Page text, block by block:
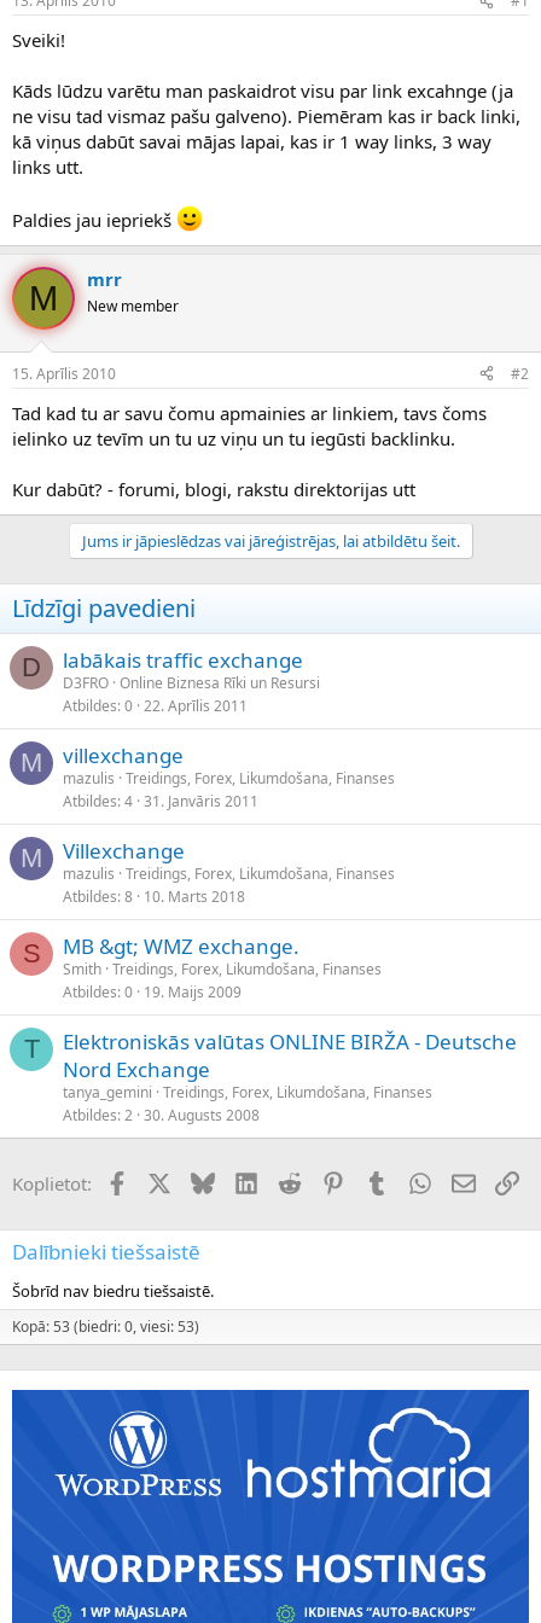
n
u
s
ā
c
ē
a
s
Sveiki!
Kāds lūdzu varētu man paskaidrot visu par link excahnge (ja
ne visu tad vismaz pašu galveno). Piemēram kas ir back linki,
kā viņus dabūt savai mājas lapai, kas ir 1 way links, 3 way
links utt.
Paldies jau iepriekš
M mrr
New member
15. Aprīlis 2010 #2
Tad kad tu ar savu čomu apmainies ar linkiem, tavs čoms
ielinko uz tevīm un tu uz viņu un tu iegūsti backlinku.
Kur dabūt? - forumi, blogi, rakstu direktorijas utt
Jums ir jāpieslēdzas vai jāreģistrējas, lai atbildētu šeit.
Līdzīgi pavedieni
D labākais traffic exchange
D3FRO Online Biznesa Rīki un Resursi
Atbildes 0 22. Aprīlis 2011
M villexchange
mazulis Treidings, Forex, Likumdošana, Finanses
Atbildes 4 31. Janvāris 2011
M Villexchange
mazulis Treidings, Forex, Likumdošana, Finanses
Atbildes 8 10. Marts 2018
S MB &gt; WMZ exchange.
Smith Treidings, Forex, Likumdošana, Finanses
Atbildes 0 19. Maijs 2009
T
Elektroniskās valūtas ONLINE BIRŽA - Deutsche
Nord Exchange
tanya_gemini Treidings, Forex, Likumdošana, Finanses
Atbildes 2 30. Augusts 2008
Koplietot: FacebookX (Twitter)
BlueskyLinkedInReddit PinterestTumblrWhatsApp
E-pasts
Dalībnieki tiešsaistē
Šobrīd nav biedru tiešsaistē.
Kopā: 53 (biedri: 0, viesi: 53)